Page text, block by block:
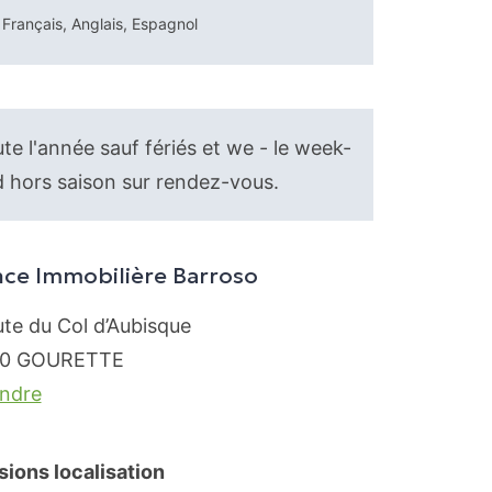
Français, Anglais, Espagnol
l'année sauf fériés et we - le week-
hors saison sur rendez-vous.
Immobilière Barroso
du Col d’Aubisque
GOURETTE
localisation